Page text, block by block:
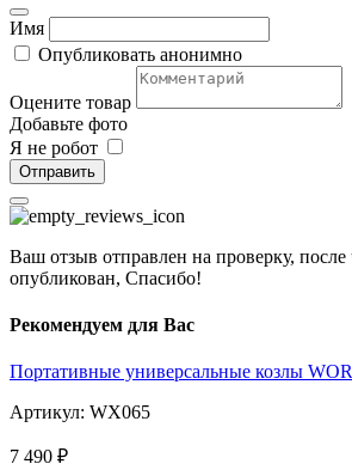
Имя
Опубликовать анонимно
Оцените товар
Добавьте фото
Я не робот
Отправить
Ваш отзыв отправлен на проверку, после
опубликован, Спасибо!
Рекомендуем для Вас
Портативные универсальные козлы
Артикул: WX065
7 490 ₽